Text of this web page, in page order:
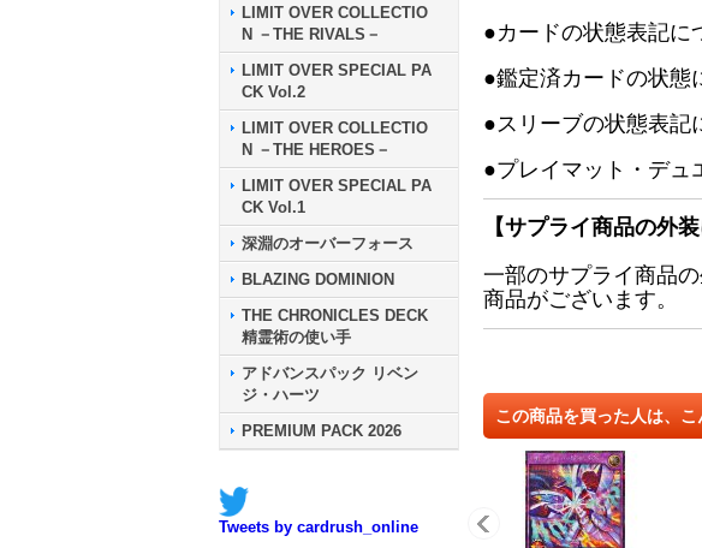
LIMIT OVER COLLECTIO
N －THE RIVALS－
LIMIT OVER SPECIAL PA
CK Vol.2
LIMIT OVER COLLECTIO
N －THE HEROES－
LIMIT OVER SPECIAL PA
CK Vol.1
深淵のオーバーフォース
BLAZING DOMINION
THE CHRONICLES DECK
精霊術の使い手
アドバンスパック リベン
ジ・ハーツ
PREMIUM PACK 2026
Tweets by cardrush_online
●カードの状態表記に
●鑑定済カードの状態
●スリーブの状態表記
●プレイマット・デュ
【サプライ商品の外装
一部のサプライ商品
商品がございます。
この商品を買った人は、